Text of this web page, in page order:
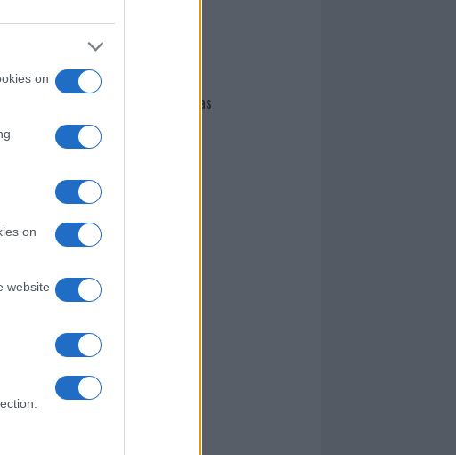
on
on
website
I nostri cari
Giovannimaria Cabras